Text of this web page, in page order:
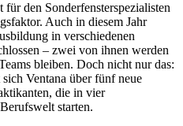
den Sonderfensterspezialisten
Auch in diesem Jahr
in verschiedenen
– zwei von ihnen werden
bleiben. Doch nicht nur das:
Ventana über fünf neue
die in vier
starten.